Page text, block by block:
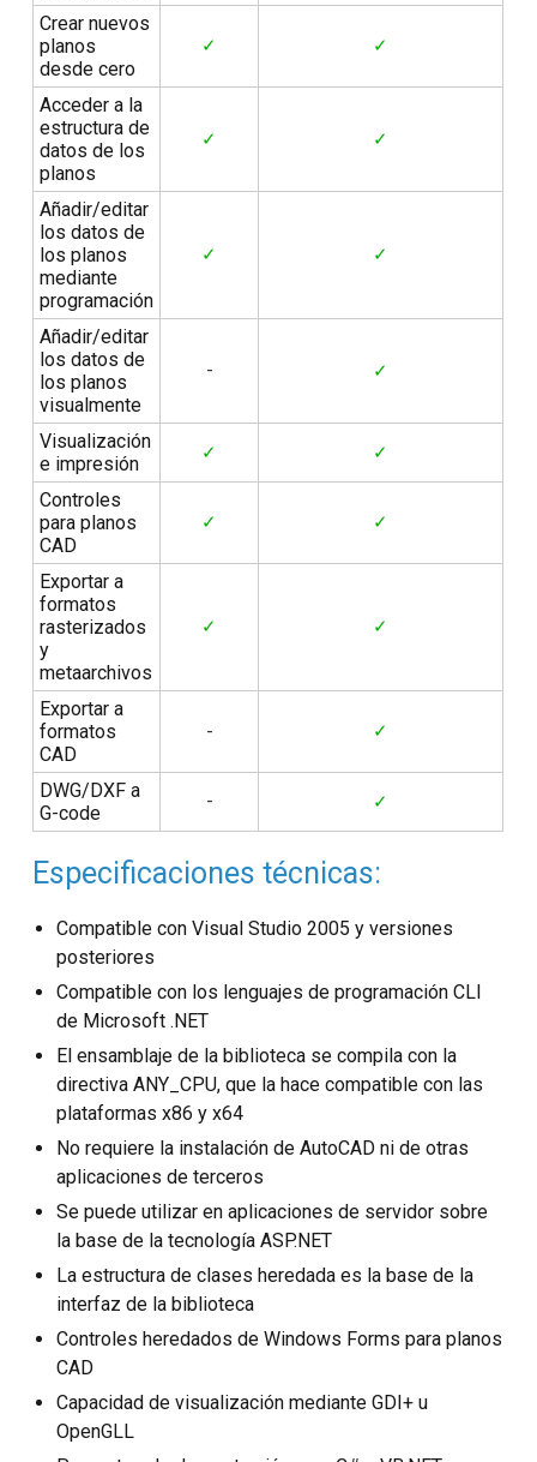
Crear nuevos
planos
desde cero
✓ ✓
Acceder a la
estructura de
datos de los
planos
✓ ✓
Añadir/editar
los datos de
los planos
mediante
programación
✓ ✓
Añadir/editar
los datos de
los planos
visualmente
- ✓
Visualización
e impresión
✓ ✓
Controles
para planos
CAD
✓ ✓
Exportar a
formatos
rasterizados
y
metaarchivos
✓ ✓
Exportar a
formatos
CAD
- ✓
DWG/DXF a
G-code
- ✓
Especificaciones técnicas:
Compatible con Visual Studio 2005 y versiones
posteriores
Compatible con los lenguajes de programación CLI
de Microsoft .NET
El ensamblaje de la biblioteca se compila con la
directiva ANY_CPU, que la hace compatible con las
plataformas x86 y x64
No requiere la instalación de AutoCAD ni de otras
aplicaciones de terceros
Se puede utilizar en aplicaciones de servidor sobre
la base de la tecnología ASP.NET
La estructura de clases heredada es la base de la
interfaz de la biblioteca
Controles heredados de Windows Forms para planos
CAD
Capacidad de visualización mediante GDI+ u
OpenGLL